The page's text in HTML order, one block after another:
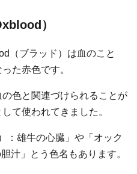
）
（ブラッド）は血のこと
た赤色です。
色と関連づけられることが
て使われてきました。
：雄牛の心臓」や「オック
汁」とう色名もあります。